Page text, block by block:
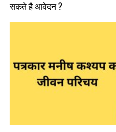
सकते है आवेदन ?